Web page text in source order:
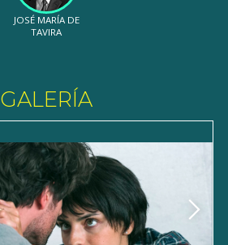
JOSÉ MARÍA DE
TAVIRA
GALERÍA